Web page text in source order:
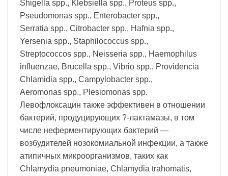
Shigella spp., Klebsiella spp., Proteus spp.,
Pseudomonas spp., Enterobacter spp.,
Serratia spp., Citrobaсter spp., Hafnia spp.,
Yersenia spp., Staphilococcus spp.,
Streptococcos spp., Neisseria spp., Haemophilus
influenzae, Brucella spp., Vibrio spp., Providencia
Chlamidia spp., Campylobaсter spp.,
Aeromonas spp., Plesiomonas spp.
Левофлоксацин также эффективен в отношении
бактерий, продуцирующих ?-лактамазы, в том
числе неферментирующих бактерий —
возбудителей нозокомиальной инфекции, а также
атипичных микроорганизмов, таких как
Chlamydia pneumoniae, Chlamydia trahomatis,